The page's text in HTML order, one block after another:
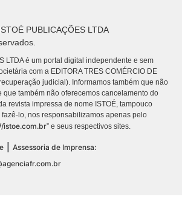
PUBLICAÇÕES LTDA
LTDA é um portal digital independente e sem
com a EDITORA TRES COMÉRCIO DE
judicial). Informamos também que não
que também não oferecemos cancelamento do
revista impressa de nome ISTOÉ, tampouco
lo, nos responsabilizamos apenas pelo
istoe.com.br” e seus respectivos sites.
Assessoria de Imprensa: